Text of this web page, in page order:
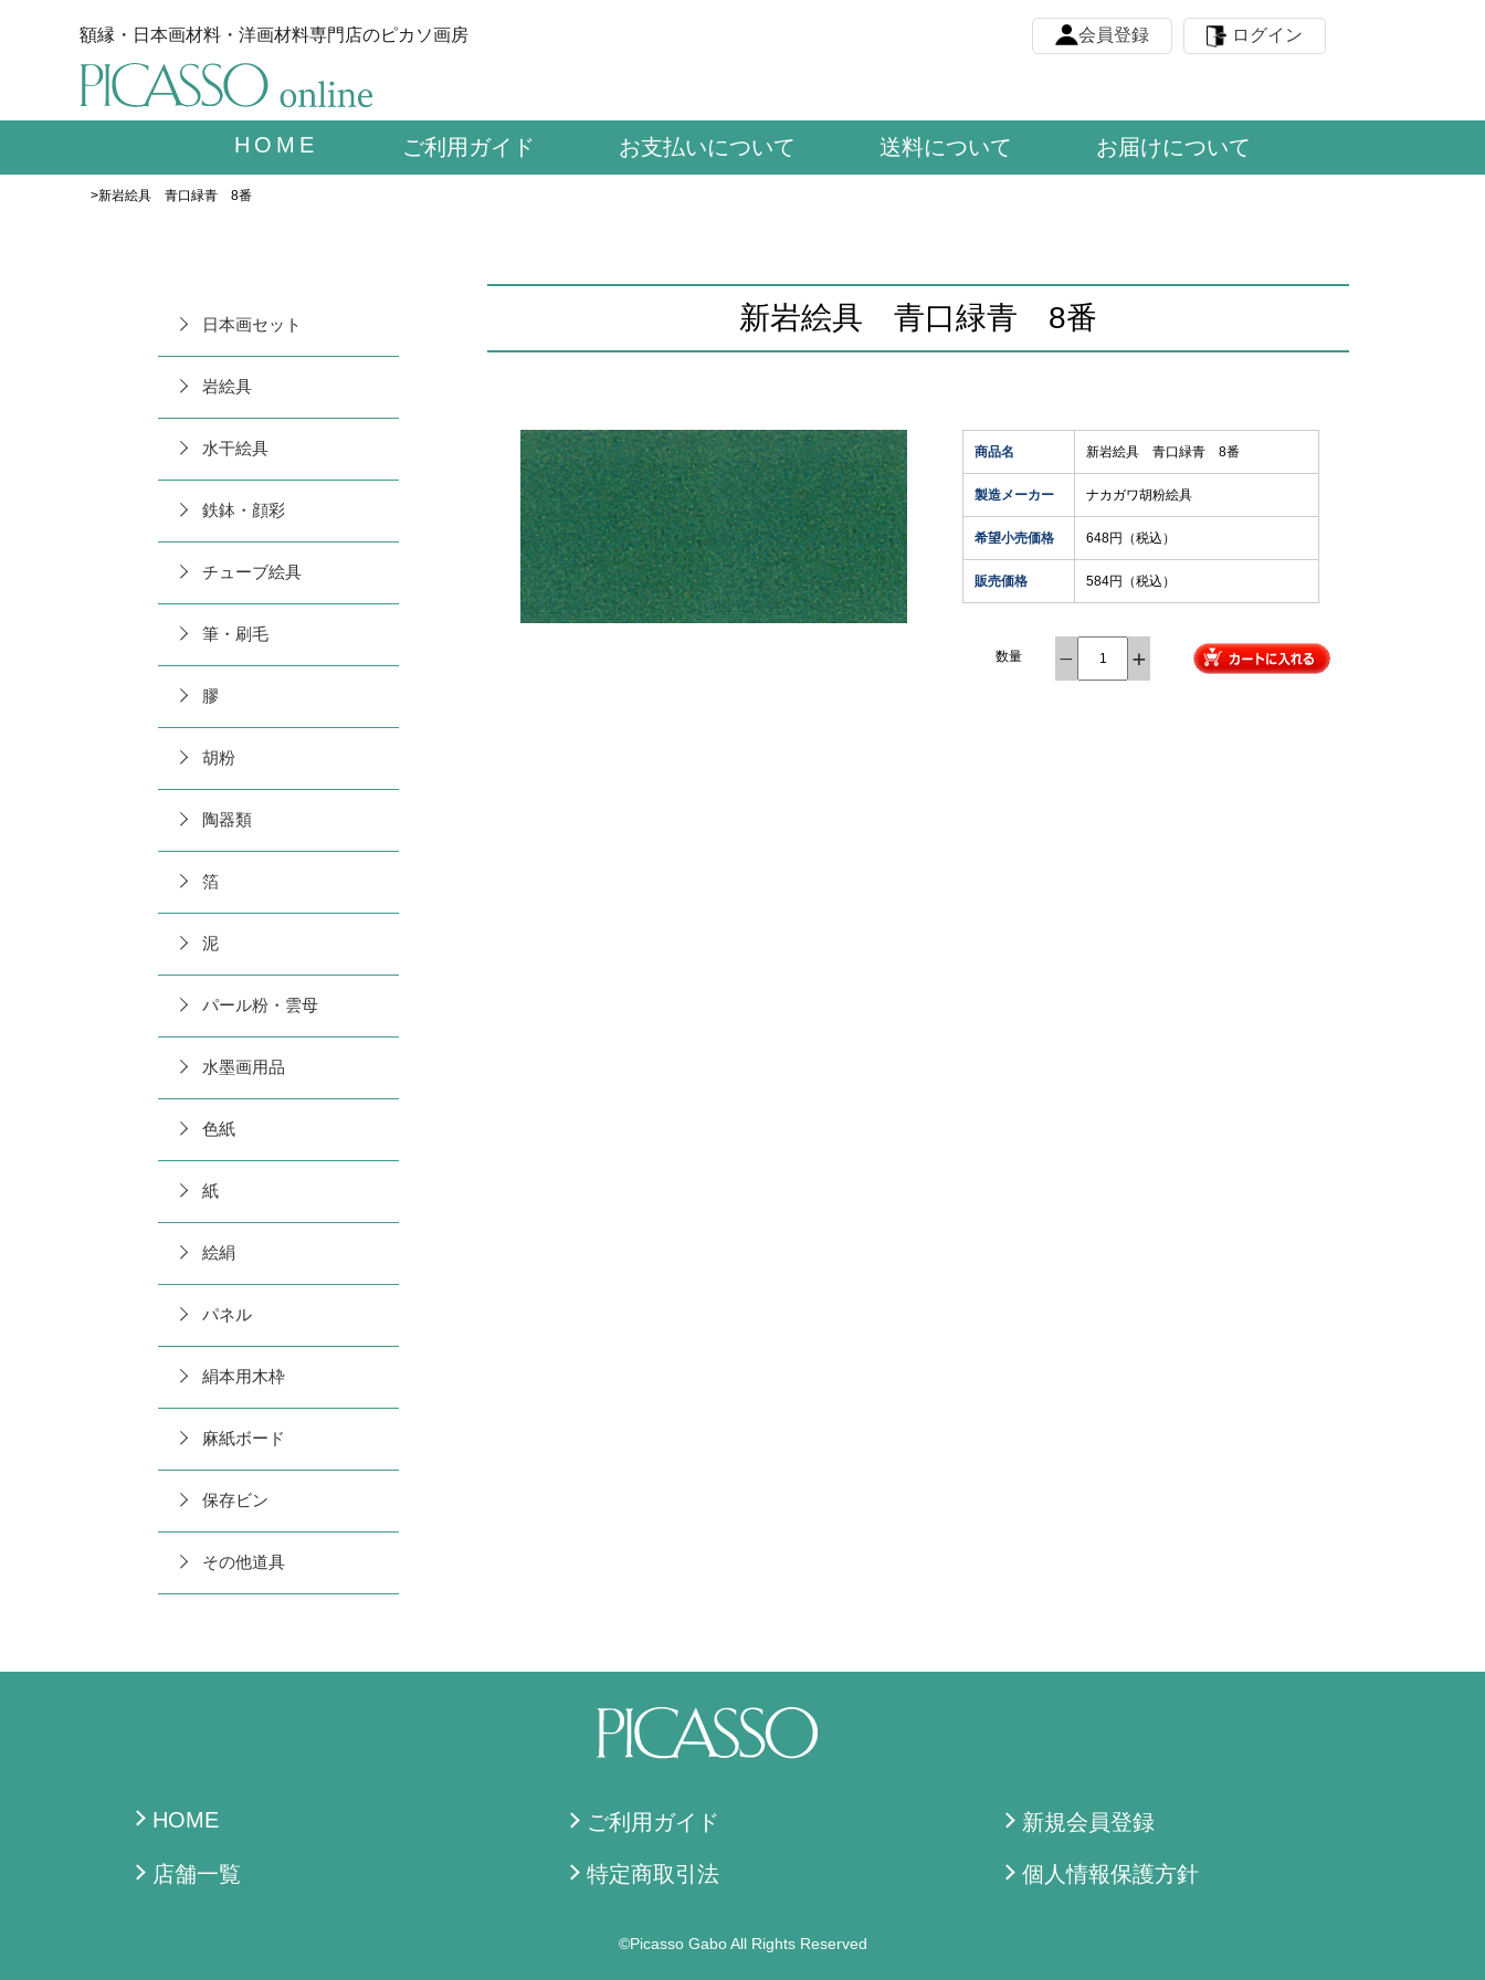
額縁・日本画材料・洋画材料専門店のピカソ画房 会員登録 ログイン
HOME ご利用ガイド お支払いについて 送料について お届けについて
>新岩絵具 青口緑青 8番
日本画セット
岩絵具
水干絵具
鉄鉢・顔彩
チューブ絵具
筆・刷毛
膠
胡粉
陶器類
箔
泥
パール粉・雲母
水墨画用品
色紙
紙
絵絹
パネル
絹本用木枠
麻紙ボード
保存ビン
その他道具
新岩絵具 青口緑青 8番
商品名 新岩絵具 青口緑青 8番
製造メーカー ナカガワ胡粉絵具
希望小売価格 648円（税込）
販売価格 584円（税込）
数量
HOME ご利用ガイド 新規会員登録
店舗一覧 特定商取引法 個人情報保護方針
©Picasso Gabo All Rights Reserved